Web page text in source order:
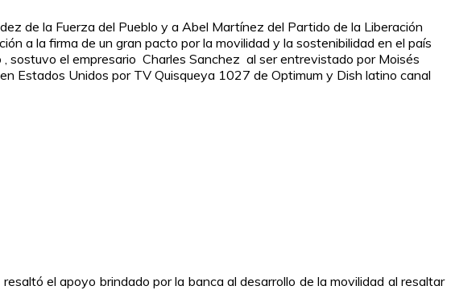
de la Fuerza del Pueblo y a Abel Martínez del Partido de la Liberación
a la firma de un gran pacto por la movilidad y la sostenibilidad en el país
sostuvo el empresario Charles Sanchez al ser entrevistado por Moisés
Estados Unidos por TV Quisqueya 1027 de Optimum y Dish latino canal
el apoyo brindado por la banca al desarrollo de la movilidad al resaltar